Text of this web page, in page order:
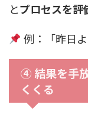
とプロセスを評
例：「昨日
④ 結果を手
くくる